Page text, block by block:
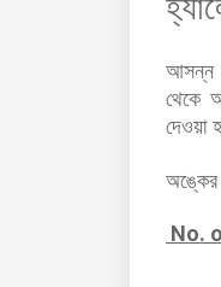
আসন্ন
থেকে
দেওয়া
অঙ্কের
No.